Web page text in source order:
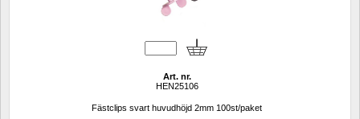
Art. nr.
HEN25106
Fästclips svart huvudhöjd 2mm 100st/paket